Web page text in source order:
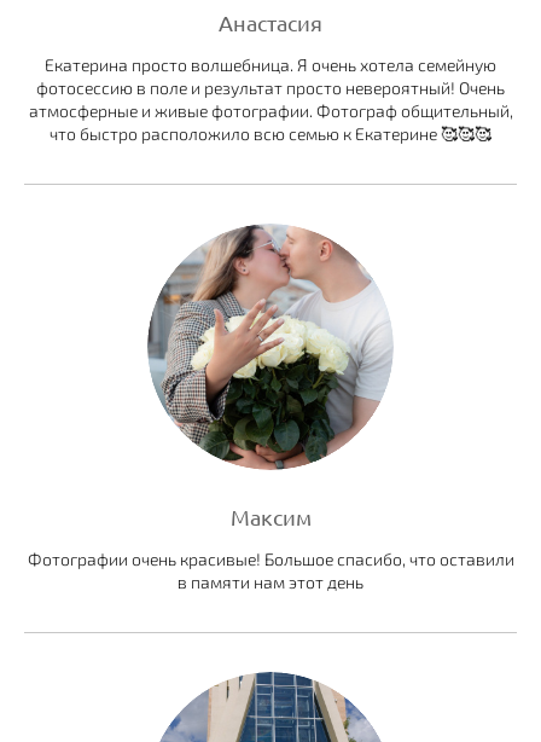
Анастасия
Екатерина просто волшебница. Я очень хотела семейную
фотосессию в поле и результат просто невероятный! Очень
атмосферные и живые фотографии. Фотограф общительный,
что быстро расположило всю семью к Екатерине 🥰🥰🥰
Максим
Фотографии очень красивые! Большое спасибо, что оставили
в памяти нам этот день